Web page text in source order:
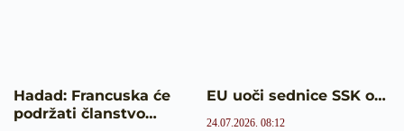
Hadad: Francuska će
podržati članstvo…
EU uoči sednice SSK o…
24.07.2026. 08:12